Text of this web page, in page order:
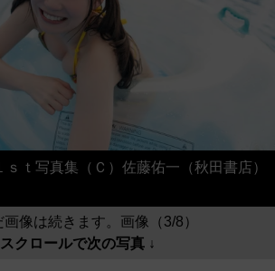
ｓｔ写真集（Ｃ）佐藤佑一（秋田書店）
画像は続きます。画像（3/8）
スクロールで次の写真 ↓